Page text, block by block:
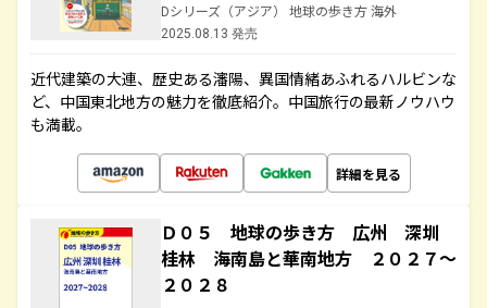
Dシリーズ（アジア） 地球の歩き方 海外
2025.08.13 発売
近代建築の大連、歴史ある瀋陽、異国情緒あふれるハルビンな
ど、中国東北地方の魅力を徹底紹介。中国旅行の最新ノウハウ
も満載。
詳細を見る
Ｄ０５ 地球の歩き方 広州 深圳
桂林 海南島と華南地方 ２０２７～
２０２８